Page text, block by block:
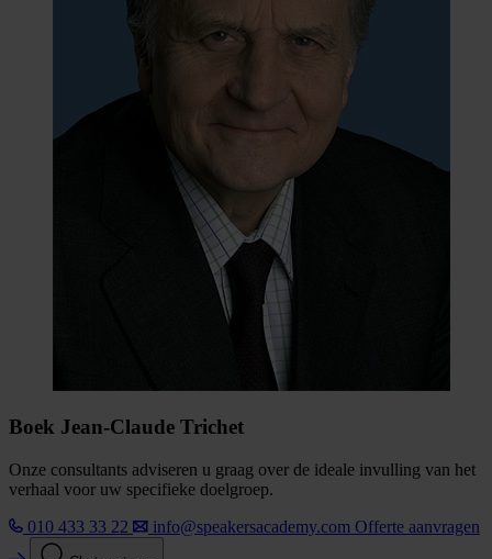
Boek Jean-Claude Trichet
Onze consultants adviseren u graag over de ideale invulling van het
verhaal voor uw specifieke doelgroep.
010 433 33 22
info@speakersacademy.com Offerte aanvragen